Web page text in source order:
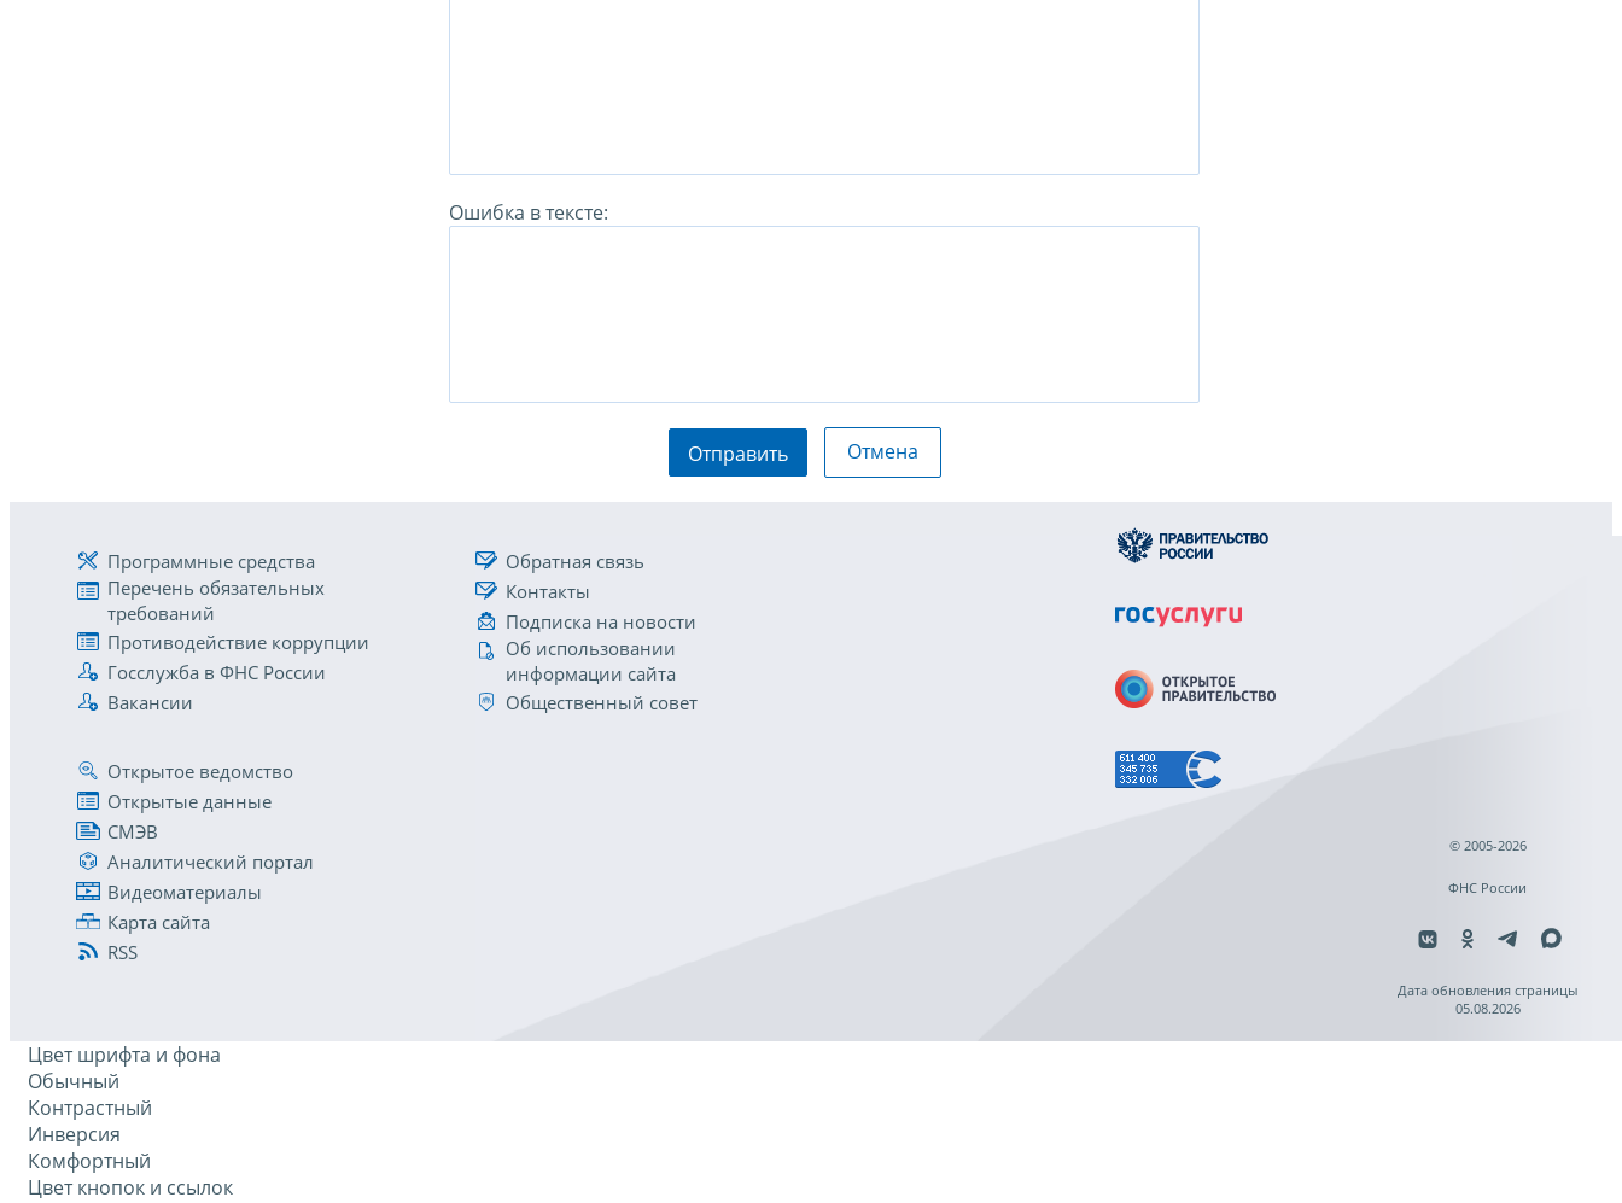
Ошибка в тексте:
Отправить Отмена
Программные средства
Перечень обязательных
требований
Противодействие коррупции
Госслужба в ФНС России
Вакансии
Обратная связь
Контакты
Подписка на новости
Об использовании
информации сайта
Общественный совет
Открытое ведомство
Открытые данные
СМЭВ
Аналитический портал
Видеоматериалы
Карта сайта
RSS
© 2005-2026
ФНС России
Дата обновления страницы
05.08.2026
Цвет шрифта и фона
Обычный
Контрастный
Инверсия
Комфортный
Цвет кнопок и ссылок